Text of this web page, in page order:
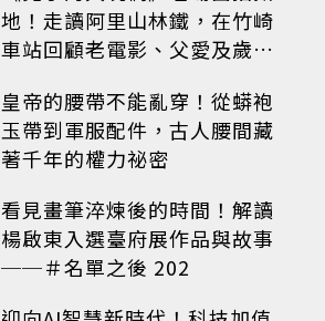
地！走讀阿里山林鐵，在竹崎
車站回顧老電影、父愛及歲月
皇帝的腰帶不能亂穿！從蟒袍
玉帶到軍服配件，古人腰間藏
著千年的權力祕密
看見畫筆淬煉後的時間！解讀
楊啟東入選臺府展作品與故事
──＃名單之後 202